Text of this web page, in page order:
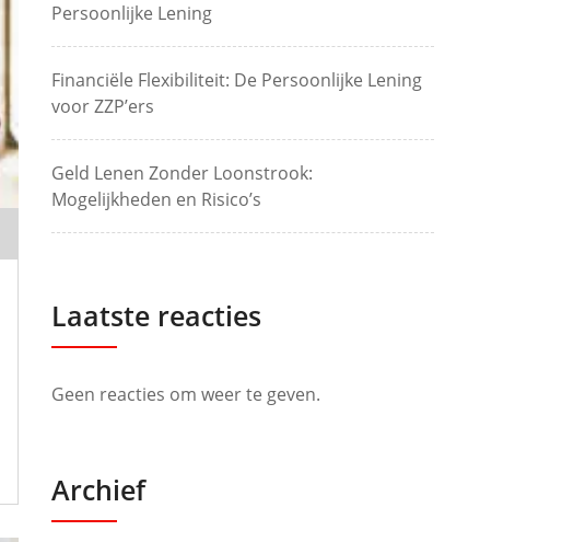
Persoonlijke Lening
Financiële Flexibiliteit: De Persoonlijke Lening
voor ZZP’ers
Geld Lenen Zonder Loonstrook:
Mogelijkheden en Risico’s
Laatste reacties
Geen reacties om weer te geven.
Archief